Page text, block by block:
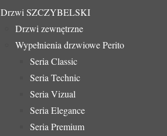
Drzwi SZCZYBELSKI
Drzwi zewnętrzne
Wypełnienia drzwiowe Perito
Seria Classic
Seria Technic
Seria Vizual
Seria Elegance
Seria Premium